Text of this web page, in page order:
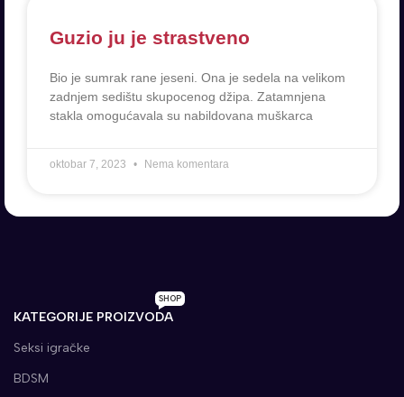
Guzio ju je strastveno
Bio je sumrak rane jeseni. Ona je sedela na velikom
zadnjem sedištu skupocenog džipa. Zatamnjena
stakla omogućavala su nabildovana muškarca
oktobar 7, 2023 Nema komentara
KATEGORIJE PROIZVODA
SHOP
Seksi igračke
BDSM